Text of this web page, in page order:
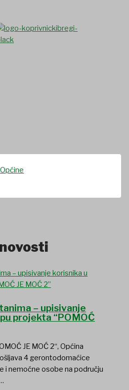
– upisivanje
projekta “POMOĆ
JE MOĆ 2“, Općina
4 gerontodomaćice
i nemoćne osobe na području